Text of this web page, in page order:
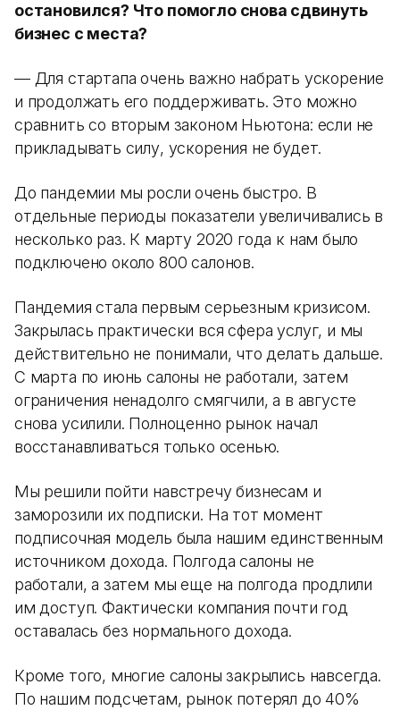
остановился? Что помогло снова сдвинуть
бизнес с места?
— Для стартапа очень важно набрать ускорение
и продолжать его поддерживать. Это можно
сравнить со вторым законом Ньютона: если не
прикладывать силу, ускорения не будет.
До пандемии мы росли очень быстро. В
отдельные периоды показатели увеличивались в
несколько раз. К марту 2020 года к нам было
подключено около 800 салонов.
Пандемия стала первым серьезным кризисом.
Закрылась практически вся сфера услуг, и мы
действительно не понимали, что делать дальше.
С марта по июнь салоны не работали, затем
ограничения ненадолго смягчили, а в августе
снова усилили. Полноценно рынок начал
восстанавливаться только осенью.
Мы решили пойти навстречу бизнесам и
заморозили их подписки. На тот момент
подписочная модель была нашим единственным
источником дохода. Полгода салоны не
работали, а затем мы еще на полгода продлили
им доступ. Фактически компания почти год
оставалась без нормального дохода.
Кроме того, многие салоны закрылись навсегда.
По нашим подсчетам, рынок потерял до 40%